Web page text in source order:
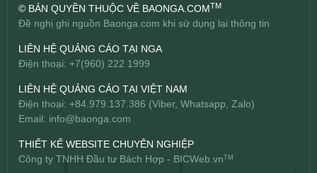
© BẢN QUYỀN THUỘC VỀ BAONGA.COMTM
Đề nghị ghi nguồn Baonga.com khi sử dụng lại thông tin
LIÊN HỆ QUẢNG CÁO TẠI NGA
Điện thoại: +7(960) 222 1999
LIÊN HỆ QUẢNG CÁO TẠI VIỆT NAM
Điện thoại: +84.979.137.386 (Viber, Whatsapp, Zalo)
Email: info@baonga.com
THIẾT KẾ WEBSITE CHUYÊN NGHIỆP
Công ty TNHH Đầu tư Bách Hợp - BICWeb.vnTM